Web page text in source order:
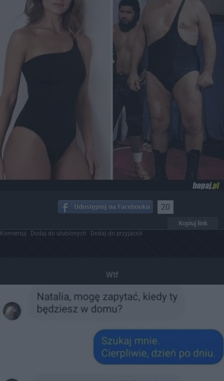
20
Kopiuj link
Komentuj Dodaj do ulubionych Dodaj do przyjaciół
Wtf